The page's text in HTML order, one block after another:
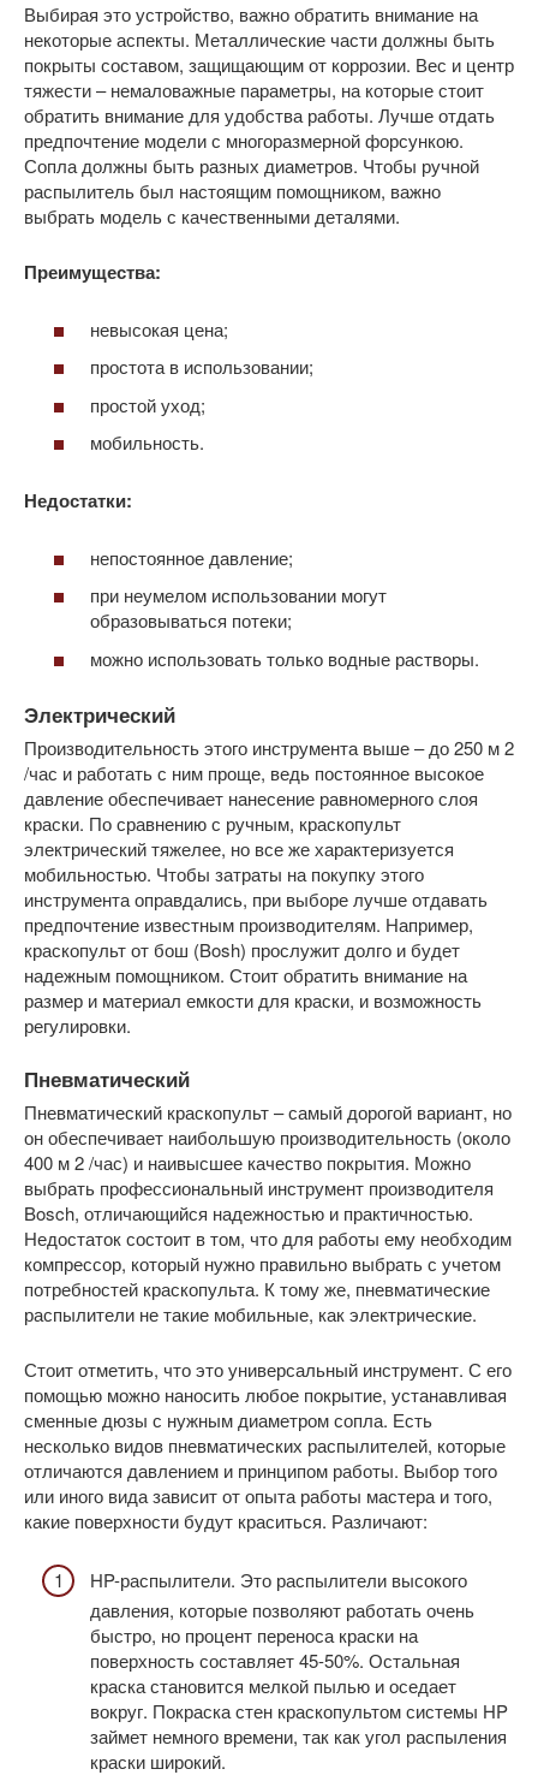
Выбирая это устройство, важно обратить внимание на
некоторые аспекты. Металлические части должны быть
покрыты составом, защищающим от коррозии. Вес и центр
тяжести – немаловажные параметры, на которые стоит
обратить внимание для удобства работы. Лучше отдать
предпочтение модели с многоразмерной форсункою.
Сопла должны быть разных диаметров. Чтобы ручной
распылитель был настоящим помощником, важно
выбрать модель с качественными деталями.
Преимущества:
невысокая цена;
простота в использовании;
простой уход;
мобильность.
Недостатки:
непостоянное давление;
при неумелом использовании могут
образовываться потеки;
можно использовать только водные растворы.
Электрический
Производительность этого инструмента выше – до 250 м 2
/час и работать с ним проще, ведь постоянное высокое
давление обеспечивает нанесение равномерного слоя
краски. По сравнению с ручным, краскопульт
электрический тяжелее, но все же характеризуется
мобильностью. Чтобы затраты на покупку этого
инструмента оправдались, при выборе лучше отдавать
предпочтение известным производителям. Например,
краскопульт от бош (Bosh) прослужит долго и будет
надежным помощником. Стоит обратить внимание на
размер и материал емкости для краски, и возможность
регулировки.
Пневматический
Пневматический краскопульт – самый дорогой вариант, но
он обеспечивает наибольшую производительность (около
400 м 2 /час) и наивысшее качество покрытия. Можно
выбрать профессиональный инструмент производителя
Bosch, отличающийся надежностью и практичностью.
Недостаток состоит в том, что для работы ему необходим
компрессор, который нужно правильно выбрать с учетом
потребностей краскопульта. К тому же, пневматические
распылители не такие мобильные, как электрические.
Стоит отметить, что это универсальный инструмент. С его
помощью можно наносить любое покрытие, устанавливая
сменные дюзы с нужным диаметром сопла. Есть
несколько видов пневматических распылителей, которые
отличаются давлением и принципом работы. Выбор того
или иного вида зависит от опыта работы мастера и того,
какие поверхности будут краситься. Различают:
HP-распылители. Это распылители высокого
давления, которые позволяют работать очень
быстро, но процент переноса краски на
поверхность составляет 45-50%. Остальная
краска становится мелкой пылью и оседает
вокруг. Покраска стен краскопультом системы HP
займет немного времени, так как угол распыления
краски широкий.